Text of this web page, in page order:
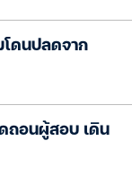
โดนปลดจาก
ถอนผู้สอบ เดิน